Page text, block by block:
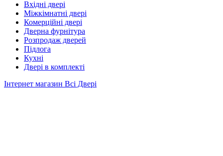
Вхідні двері
Міжкімнатні двері
Комерційні двері
Дверна фурнітура
Розпродаж дверей
Підлога
Кухні
Двері в комплекті
Інтернет магазин Всі Двері